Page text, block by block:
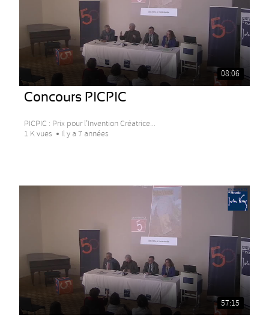
08:06
Concours PICPIC
PICPIC : Prix pour l’Invention Créatrice...
1 K vues
Il y a 7 années
57:15